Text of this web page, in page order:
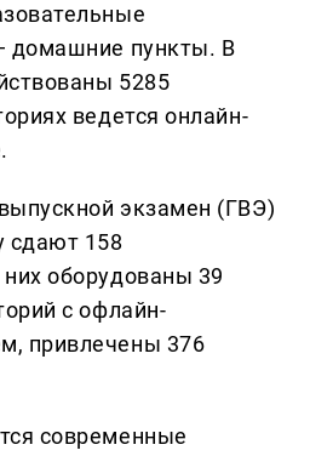
домашние пункты. В
5285
ведется онлайн-
экзамен (ГВЭ)
сдают 158
оборудованы 39
с офлайн-
привлечены 376
современные